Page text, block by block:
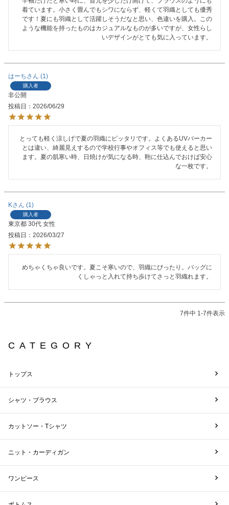
着ています。小さく畳んでもシワにならず、軽くて羽織としても優秀
です！夏にも羽織として活躍しそうだなと思い、色違いを購入。この
ような機能を持ったものはカジュアルなものが多いですが、女性らし
いデザインがとても気に入っています。
はーち 1
購入者
非公開
投稿日
2026/06/29
とっても軽く涼しげで夏の羽織にピッタリです。よくあるUVパーカー
とは違い、綺麗見えするので学校行事やオフィス等でも使えると思い
ます。夏の肌寒い時、日焼けが気になる時、鞄に仕込んでおけば安心
K 1
購入者
東京都 30代 女性
投稿日
2026/03/27
めちゃくちゃ良いです。夏こそ寒いので、羽織にぴったり。バッグに
くしゃっと入れて持ち歩けてさっと羽織れます。
7件中 1-7件表示
CATEGORY
トップス
シャツ・ブラウス
カットソー・Tシャツ
ニット・カーディガン
ワンピース